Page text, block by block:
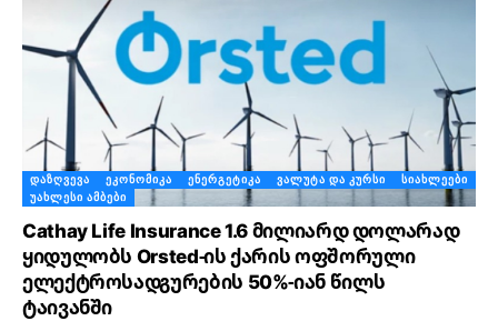
ᲓᲐᲖᲦᲕᲔᲕᲐ ᲔᲙᲝᲜᲝᲛᲘᲙᲐ ᲔᲜᲔᲠᲒᲔᲢᲘᲙᲐ ᲕᲐᲚᲣᲢᲐ ᲓᲐ ᲙᲣᲠᲡᲘ
ᲡᲘᲐᲮᲚᲔᲔᲑᲘ
ᲣᲐᲮᲚᲔᲡᲘ ᲐᲛᲑᲔᲑᲘ
Cathay Life Insurance 1.6 მილიარდ დოლარად
ყიდულობს Orsted-ის ქარის ოფშორული
ელექტროსადგურების 50%-იან წილს
ტაივანში